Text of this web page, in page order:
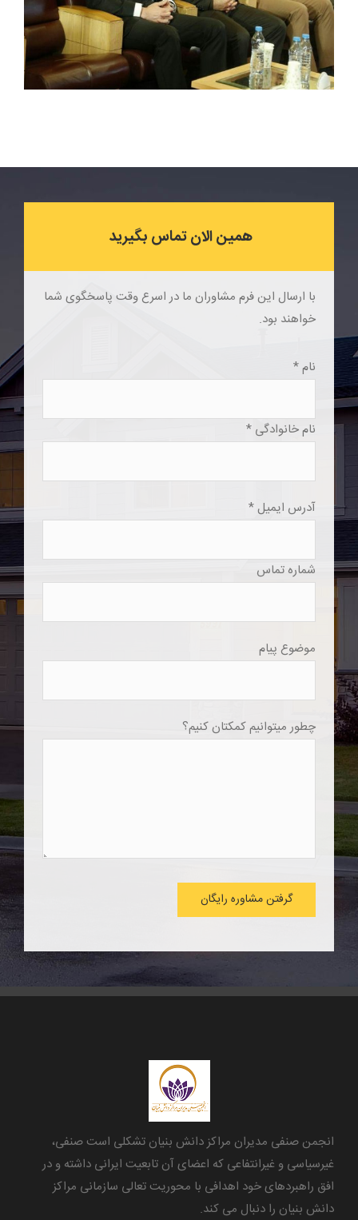
همین الان تماس بگیرید
با ارسال این فرم مشاوران ما در اسرع وقت پاسخگوی شما
خواهند بود.
نام *
نام خانوادگی *
آدرس ایمیل *
شماره تماس
موضوع پیام
چطور میتوانیم کمکتان کنیم؟
انجمن صنفی مدیران مراکز دانش بنیان تشکلی است صنفی،
غیرسیاسی و غیرانتفاعی که اعضای آن تابعیت ایرانی داشته و در
افق راهبردهای خود اهدافی با محوریت تعالی سازمانی مراکز
دانش بنیان را دنبال می کند.